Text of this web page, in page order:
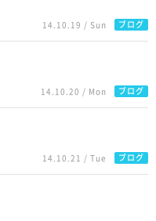
14.10.19 / Sun ブログ
14.10.20 / Mon ブログ
14.10.21 / Tue ブログ